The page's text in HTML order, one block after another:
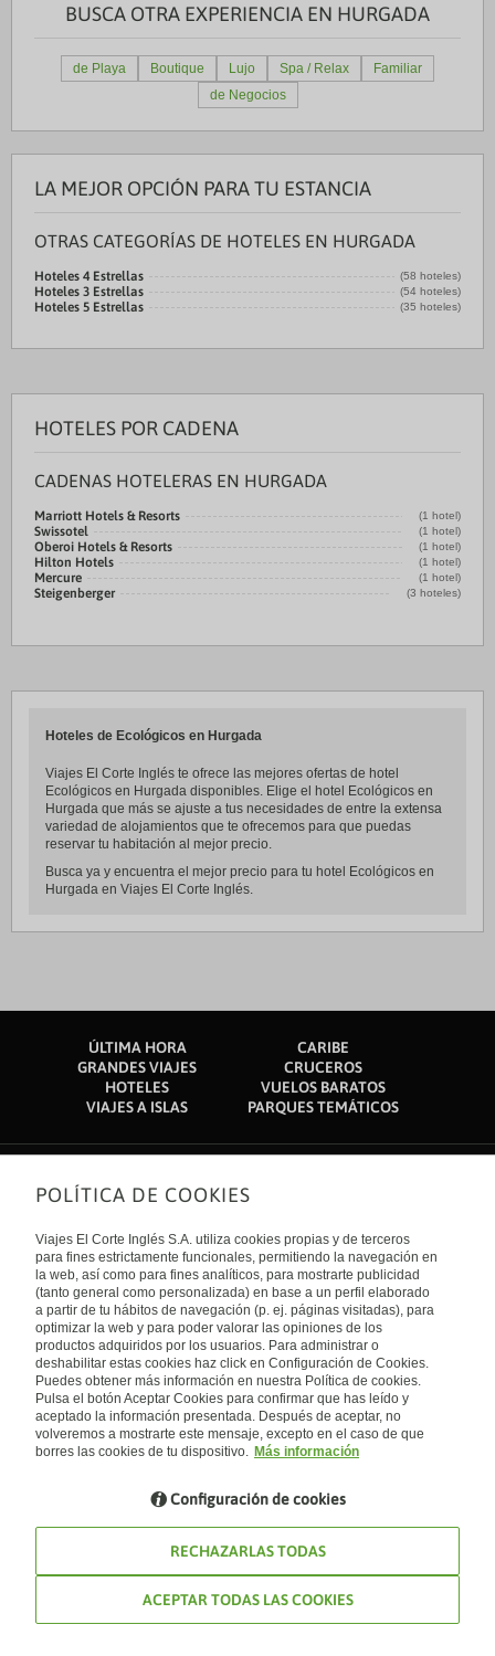
BUSCA OTRA EXPERIENCIA EN HURGADA
de Playa Boutique Lujo Spa / Relax
Familiar
de Negocios
LA MEJOR OPCIÓN PARA TU ESTANCIA
OTRAS CATEGORÍAS DE HOTELES EN HURGADA
Hoteles 4 Estrellas (58 hoteles)
Hoteles 3 Estrellas (54 hoteles)
Hoteles 5 Estrellas (35 hoteles)
HOTELES POR CADENA
CADENAS HOTELERAS EN HURGADA
Marriott Hotels & Resorts (1 hotel)
Swissotel (1 hotel)
Oberoi Hotels & Resorts (1 hotel)
Hilton Hotels (1 hotel)
Mercure (1 hotel)
Steigenberger (3 hoteles)
Hoteles de Ecológicos en Hurgada
Viajes El Corte Inglés te ofrece las mejores ofertas de hotel
Ecológicos en Hurgada disponibles. Elige el hotel Ecológicos en
Hurgada que más se ajuste a tus necesidades de entre la extensa
variedad de alojamientos que te ofrecemos para que puedas
reservar tu habitación al mejor precio.
Busca ya y encuentra el mejor precio para tu hotel Ecológicos en
Hurgada en Viajes El Corte Inglés.
ÚLTIMA HORA
CARIBE
GRANDES VIAJES
CRUCEROS
HOTELES
VUELOS BARATOS
VIAJES A ISLAS
PARQUES TEMÁTICOS
Sobre nosotros
Quiénes somos
Financiación
Sostenibilidad
Turismo accesible
Tarjeta El Corte Inglés
Trabaja con nosotros
El Corte Inglés
Canal Ético
Enlaces de interés
Guías de viaje
Catálogos
Auto check-in
Condiciones Generales
Política de privacidad
Política de cookies
Accesibilidad
Empresas/ Grupos
Internacional
España
Visita nuestro blog
Blog de Viajes el Corte inglés
POLÍTICA DE COOKIES
Viajes El Corte Inglés S.A. utiliza cookies propias y de terceros
para fines estrictamente funcionales, permitiendo la navegación en
la web, así como para fines analíticos, para mostrarte publicidad
(tanto general como personalizada) en base a un perfil elaborado
a partir de tu hábitos de navegación (p. ej. páginas visitadas), para
optimizar la web y para poder valorar las opiniones de los
productos adquiridos por los usuarios. Para administrar o
deshabilitar estas cookies haz click en Configuración de Cookies.
Puedes obtener más información en nuestra Política de cookies.
Pulsa el botón Aceptar Cookies para confirmar que has leído y
aceptado la información presentada. Después de aceptar, no
volveremos a mostrarte este mensaje, excepto en el caso de que
borres las cookies de tu dispositivo. Más información
Configuración de cookies
RECHAZARLAS TODAS
ACEPTAR TODAS LAS COOKIES